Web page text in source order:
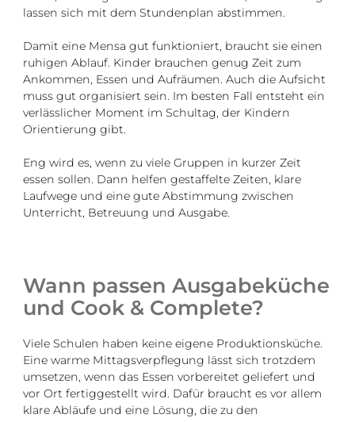
lassen sich mit dem Stundenplan abstimmen.
Damit eine Mensa gut funktioniert, braucht sie einen
ruhigen Ablauf. Kinder brauchen genug Zeit zum
Ankommen, Essen und Aufräumen. Auch die Aufsicht
muss gut organisiert sein. Im besten Fall entsteht ein
verlässlicher Moment im Schultag, der Kindern
Orientierung gibt.
Eng wird es, wenn zu viele Gruppen in kurzer Zeit
essen sollen. Dann helfen gestaffelte Zeiten, klare
Laufwege und eine gute Abstimmung zwischen
Unterricht, Betreuung und Ausgabe.
Wann passen Ausgabeküche
und Cook & Complete?
Viele Schulen haben keine eigene Produktionsküche.
Eine warme Mittagsverpflegung lässt sich trotzdem
umsetzen, wenn das Essen vorbereitet geliefert und
vor Ort fertiggestellt wird. Dafür braucht es vor allem
klare Abläufe und eine Lösung, die zu den